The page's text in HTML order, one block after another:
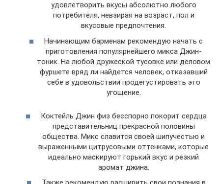
удовлетворить вкусы абсолютно любого
потребителя, невзирая на возраст, пол и
вкусовые предпочтения.
Начинающим барменам рекомендую начать с
приготовления популярнейшего микса Джин-
тоник. На любой дружеской тусовке или деловом
фуршете вряд ли найдется человек, отказавший
себе в удовольствии продегустировать это
угощение.
Коктейль Джин физ бесспорно покорит сердца
представительниц прекрасной половины
общества. Микс славится своей шипучестью и
выраженными цитрусовыми оттенками, которые
идеально маскируют горький вкус и резкий
аромат джина.